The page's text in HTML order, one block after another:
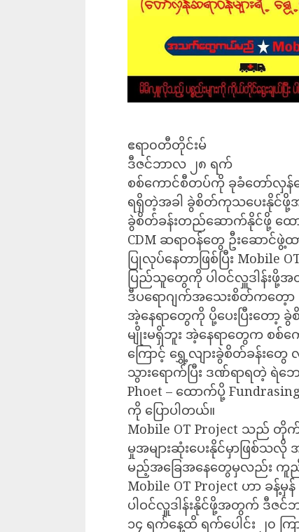
ဧရာ၀တီတိုင်းမ်
ဒီဇင်ဘာလ ၂၈ ရက်
စစ်ကောင်စီတပ်ကို ခုခံတော်လှ
ရရှိတဲ့အခါ ခွဲစိတ်ကုသပေးနိုင်ဖို့
ခွဲစိတ်ခန်းတည်ဆောက်နိုင်ဖို့ ထ
CDM ဆရာဝန်တွေ ဦးဆောင်
ပြုလုပ်နေတာဖြစ်ပြီး
ပြည်သူတွေကို ပါဝင်လှူဒါန်း
ဒီပရောဂျက်အသေးစိတ်ကတ
အဲ့နေရာတွေကို ပို့ပေးပြီးတေ
မျိုးမရှိဘူး အဲ့နေရာတွေက စ
ကြောင့် ရွှေ့လျားခွဲစိတ်ခန်းတွ
သွားရောက်ပြီး ဒဏ်ရာရတဲ့ ရဲဘ
Phoet – ထောက်ပို့
ကို ပြောပါတယ်။
Mobile OT Project သည်
မှုအများဆုံးပေးနိုင်မှာဖြစ်သ
မည့်အခြေအနေတွေမှလည်း ကူ
Mobile OT Project ဟာ ခန့်မှ
ပါဝင်လှူဒါန်းနိုင်ဖို့အတွက် ဒီဇင်
၁၄ ရက်နေ့ထိ ရက်ပေါင်း ၂၀